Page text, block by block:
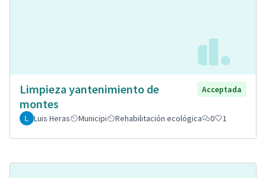
Limpieza yantenimiento de
montes
Acceptada
Luis Heras Municipi Rehabilitación ecológica 0 1